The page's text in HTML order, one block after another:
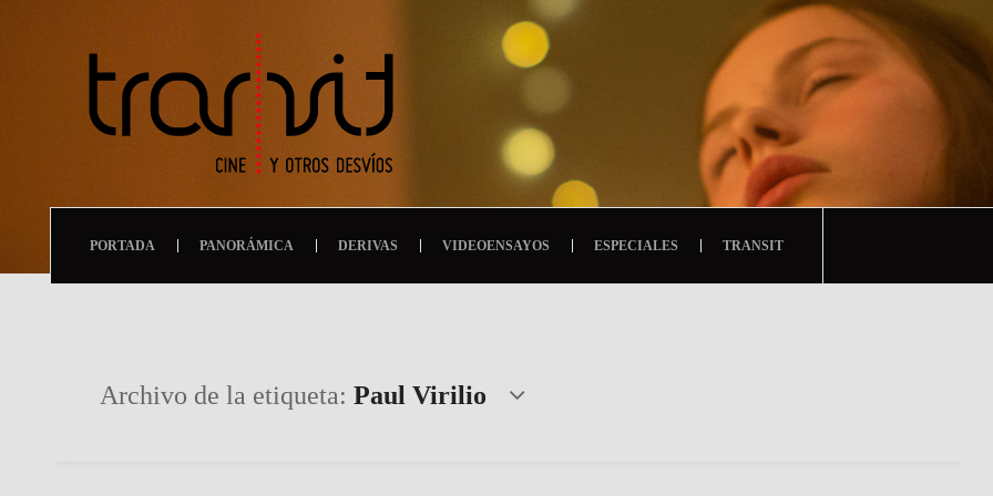
PORTADA PANORÁMICA DERIVAS VIDEOENSAYOS ESPECIALES TRANSIT
Archivo de la etiqueta: Paul Virilio